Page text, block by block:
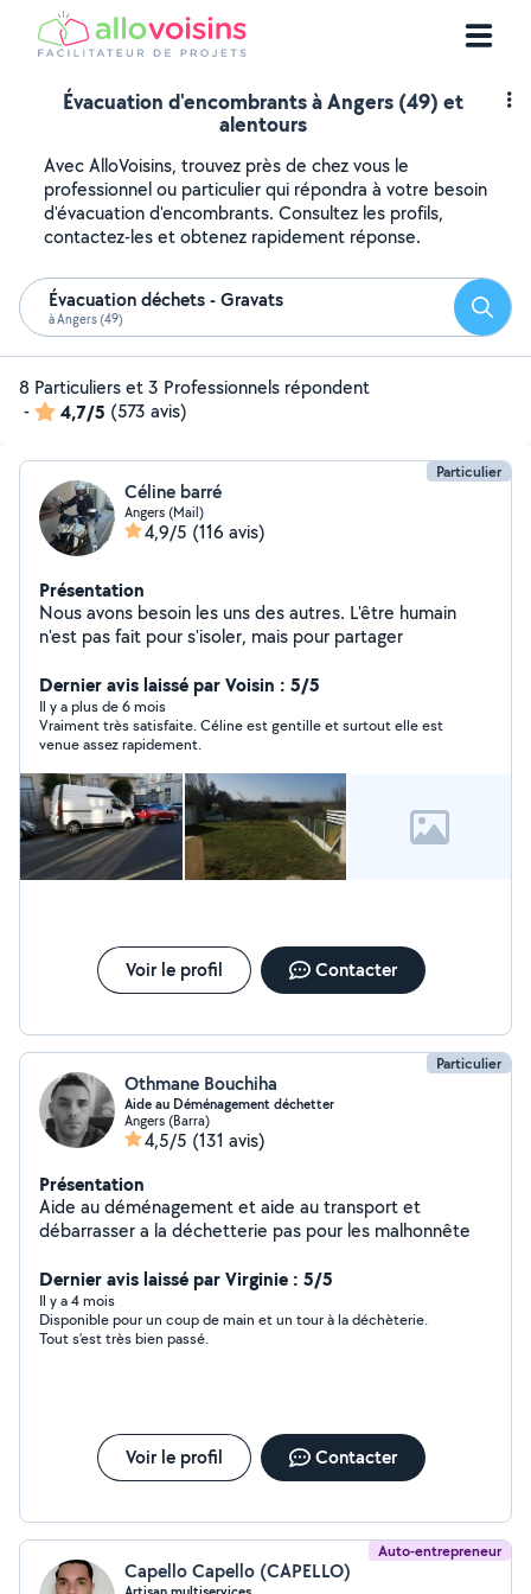
Évacuation d'encombrants à Angers (49) et
alentours
Avec AlloVoisins, trouvez près de chez vous le
professionnel ou particulier qui répondra à votre besoin
d'évacuation d'encombrants. Consultez les profils,
contactez-les et obtenez rapidement réponse.
Évacuation déchets - Gravats
à Angers (49)
8 Particuliers et 3 Professionnels répondent
-
4,7/5 (573 avis)
Particulier
Céline barré
Angers (Mail)
4,9/5 (116 avis)
Présentation
Nous avons besoin les uns des autres. L'être humain
n'est pas fait pour s'isoler, mais pour partager
Dernier avis laissé par Voisin : 5/5
Il y a plus de 6 mois
Vraiment très satisfaite. Céline est gentille et surtout elle est
venue assez rapidement.
Voir le profil Contacter
Particulier
Othmane Bouchiha
Aide au Déménagement déchetter
Angers (Barra)
4,5/5 (131 avis)
Présentation
Aide au déménagement et aide au transport et
débarrasser a la déchetterie pas pour les malhonnête
Dernier avis laissé par Virginie : 5/5
Il y a 4 mois
Disponible pour un coup de main et un tour à la déchèterie.
Tout s’est très bien passé.
Voir le profil Contacter
Auto-entrepreneur
Capello Capello (CAPELLO)